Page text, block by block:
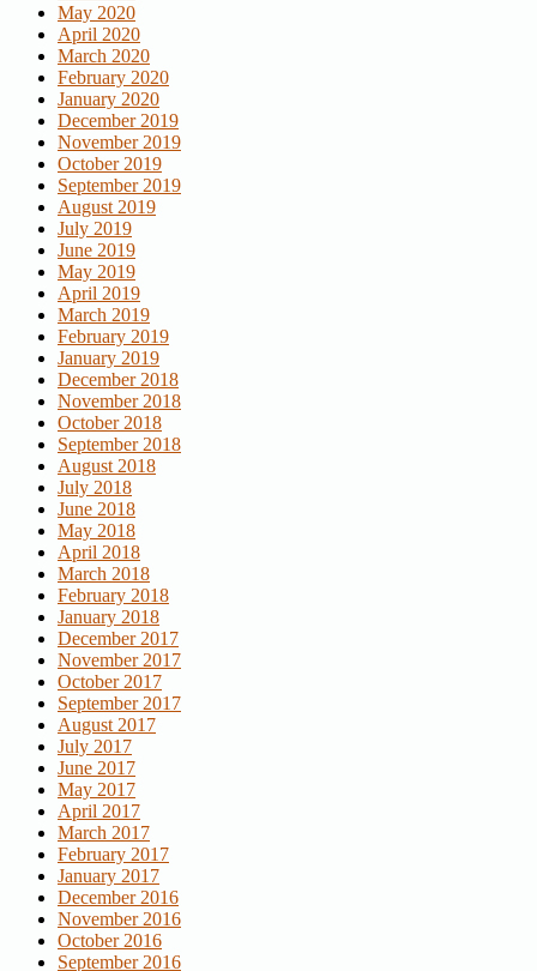
May 2020
April 2020
March 2020
February 2020
January 2020
December 2019
November 2019
October 2019
September 2019
August 2019
July 2019
June 2019
May 2019
April 2019
March 2019
February 2019
January 2019
December 2018
November 2018
October 2018
September 2018
August 2018
July 2018
June 2018
May 2018
April 2018
March 2018
February 2018
January 2018
December 2017
November 2017
October 2017
September 2017
August 2017
July 2017
June 2017
May 2017
April 2017
March 2017
February 2017
January 2017
December 2016
November 2016
October 2016
September 2016